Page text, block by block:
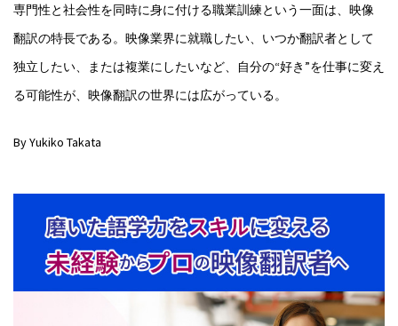
専門性と社会性を同時に身に付ける職業訓練という一面は、映像
翻訳の特長である。映像業界に就職したい、いつか翻訳者として
独立したい、または複業にしたいなど、自分の“好き”を仕事に変え
る可能性が、映像翻訳の世界には広がっている。
By Yukiko Takata